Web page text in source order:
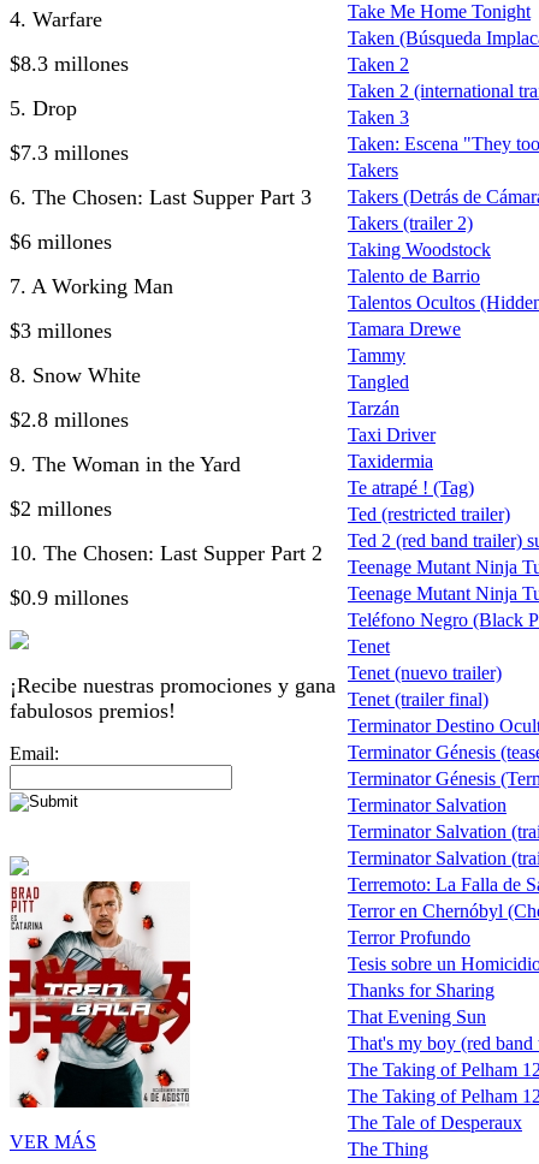
4. Warfare
$8.3 millones
5. Drop
$7.3 millones
6. The Chosen: Last Supper Part 3
$6 millones
7. A Working Man
$3 millones
8. Snow White
$2.8 millones
9. The Woman in the Yard
$2 millones
10. The Chosen: Last Supper Part 2
$0.9 millones
¡Recibe nuestras promociones y gana
fabulosos premios!
Email:
VER MÁS
Take Me Home Tonight
Taken (Búsqueda
Taken 2
Taken 2 (international
Taken 3
Taken: Escena "They
Takers
Takers (Detrás de
Takers (trailer 2)
Taking Woodstock
Talento de Barrio
Talentos Ocultos
Tamara Drewe
Tammy
Tangled
Tarzán
Taxi Driver
Taxidermia
Te atrapé ! (Tag)
Ted (restricted trailer)
Ted 2 (red band trailer)
Teenage Mutant Ninja
Teenage Mutant Ninja
Teléfono Negro (Black
Tenet
Tenet (nuevo trailer)
Tenet (trailer final)
Terminator Destino
Terminator Génesis
Terminator Génesis
Terminator Salvation
Terminator Salvation
Terminator Salvation
Terremoto: La Falla de
Terror en Chernóbyl
Terror Profundo
Tesis sobre un
Thanks for Sharing
That Evening Sun
That's my boy (red band
The Taking of Pelham
The Taking of Pelham
The Tale of Desperaux
The Thing